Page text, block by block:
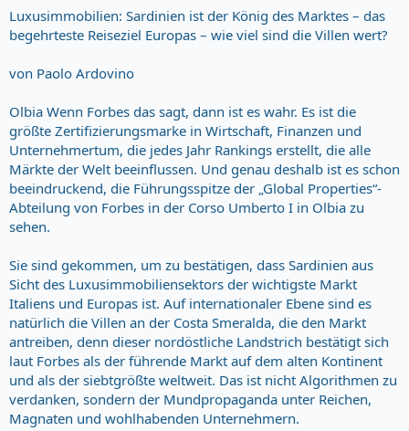
Luxusimmobilien: Sardinien ist der König des Marktes – das
begehrteste Reiseziel Europas – wie viel sind die Villen wert?
von Paolo Ardovino
Olbia Wenn Forbes das sagt, dann ist es wahr. Es ist die
größte Zertifizierungsmarke in Wirtschaft, Finanzen und
Unternehmertum, die jedes Jahr Rankings erstellt, die alle
Märkte der Welt beeinflussen. Und genau deshalb ist es schon
beeindruckend, die Führungsspitze der „Global Properties“-
Abteilung von Forbes in der Corso Umberto I in Olbia zu
sehen.
Sie sind gekommen, um zu bestätigen, dass Sardinien aus
Sicht des Luxusimmobiliensektors der wichtigste Markt
Italiens und Europas ist. Auf internationaler Ebene sind es
natürlich die Villen an der Costa Smeralda, die den Markt
antreiben, denn dieser nordöstliche Landstrich bestätigt sich
laut Forbes als der führende Markt auf dem alten Kontinent
und als der siebtgrößte weltweit. Das ist nicht Algorithmen zu
verdanken, sondern der Mundpropaganda unter Reichen,
Magnaten und wohlhabenden Unternehmern.